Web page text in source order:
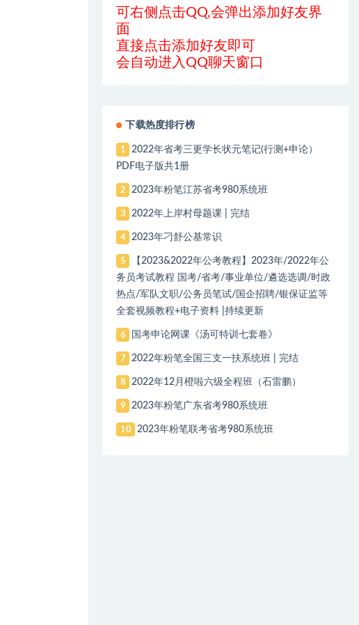
可右侧点击QQ,会弹出添加好友界
面
直接点击添加好友即可
会自动进入QQ聊天窗口
下载热度排行榜
1
2022年省考三更学长状元笔记(行测+申论）
PDF电子版共1册
2 2023年粉笔江苏省考980系统班
3 2022年上岸村母题课 | 完结
4 2023年刁舒公基常识
5
【2023&2022年公考教程】2023年/2022年公
务员考试教程 国考/省考/事业单位/遴选选调/时政
热点/军队文职/公务员笔试/国企招聘/银保证监等
全套视频教程+电子资料 |持续更新
6 国考申论网课《汤可特训七套卷》
7 2022年粉笔全国三支一扶系统班 | 完结
8 2022年12月橙啦六级全程班（石雷鹏）
9 2023年粉笔广东省考980系统班
10 2023年粉笔联考省考980系统班